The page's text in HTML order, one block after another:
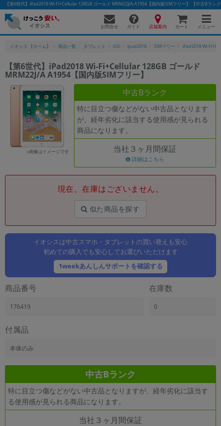
【第6世代】iPad2018 Wi-Fi+Cellular 128GB ゴールド MRM22J/A A1954【国内版SIMフリー】 【中古Bラ
お問合せ ガイド 店舗案内 カート メニュー
イオシス 【ホーム】 商品一覧 タブレット iOS ipad2018 SIMフリー iPad2018 Wi-
【第6世代】iPad2018 Wi-Fi+Cellular 128GB ゴールド
MRM22J/A A1954【国内版SIMフリー】
※画像はイメージです
中古Bランク
特に目立つ傷などがない中古品となります
が、経年劣化に該当する使用感が見られる
商品になります。
当社３ヶ月間保証
詳細はこちら
現在、在庫はございません。
似た商品を探す
イオシスは中古スマホ・タブレットの買い替えも安心
初めての購入でも安心してお選びいただけます
1weekあんしんサポートを確認する
商品番号
176419
在庫数
0
付属品
本体のみ
中古Bランク
特に目立つ傷などがない中古品となりますが、経年劣化に該当す
る使用感が見られる商品になります。
当社３ヶ月間保証
かんたんパソコン検索に切り替える
フリーワード
除外ワード
人気の検索ワード： Let's note
「スマートフォン」「タブレット」など
メーカー
製造、販売メーカーの絞り込み
機能・特徴
商品の搭載機能による絞り込み
商品状態の絞り込み
CPUの絞り込み
OS